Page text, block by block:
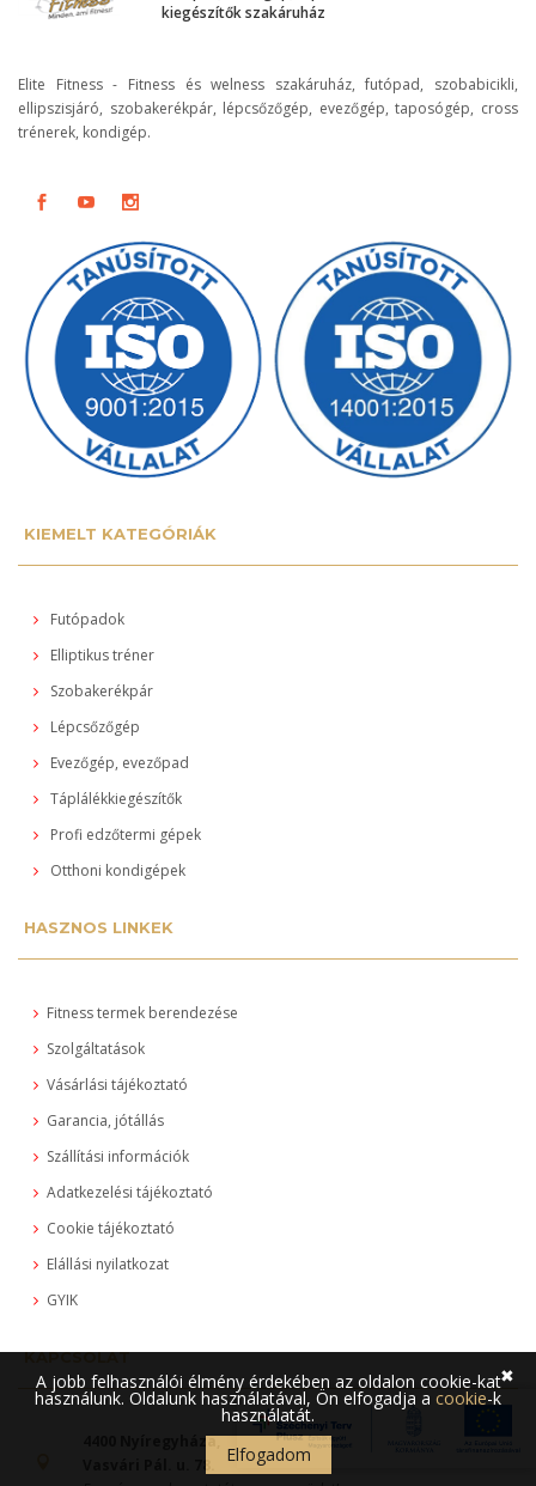
kiegészítők szakáruház
Elite Fitness - Fitness és welness szakáruház, futópad, szobabicikli,
ellipszisjáró, szobakerékpár, lépcsőzőgép, evezőgép, taposógép, cross
trénerek, kondigép.
KIEMELT KATEGÓRIÁK
Futópadok
Elliptikus tréner
Szobakerékpár
Lépcsőzőgép
Evezőgép, evezőpad
Táplálékkiegészítők
Profi edzőtermi gépek
Otthoni kondigépek
HASZNOS LINKEK
Fitness termek berendezése
Szolgáltatások
Vásárlási tájékoztató
Garancia, jótállás
Szállítási információk
Adatkezelési tájékoztató
Cookie tájékoztató
Elállási nyilatkozat
GYIK
KAPCSOLAT
4400 Nyíregyháza,
A jobb felhasználói élmény érdekében az oldalon cookie-kat
használunk. Oldalunk használatával, Ön elfogadja a cookie-k
használatát.
Elfogadom
✖